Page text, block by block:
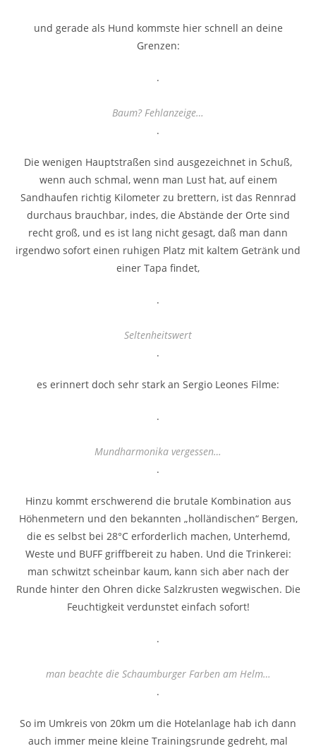
und gerade als Hund kommste hier schnell an deine
Grenzen:
.
Baum? Fehlanzeige…
.
Die wenigen Hauptstraßen sind ausgezeichnet in Schuß,
wenn auch schmal, wenn man Lust hat, auf einem
Sandhaufen richtig Kilometer zu brettern, ist das Rennrad
durchaus brauchbar, indes, die Abstände der Orte sind
recht groß, und es ist lang nicht gesagt, daß man dann
irgendwo sofort einen ruhigen Platz mit kaltem Getränk und
einer Tapa findet,
.
Seltenheitswert
.
es erinnert doch sehr stark an Sergio Leones Filme:
.
Mundharmonika vergessen…
.
Hinzu kommt erschwerend die brutale Kombination aus
Höhenmetern und den bekannten „holländischen“ Bergen,
die es selbst bei 28°C erforderlich machen, Unterhemd,
Weste und BUFF griffbereit zu haben. Und die Trinkerei:
man schwitzt scheinbar kaum, kann sich aber nach der
Runde hinter den Ohren dicke Salzkrusten wegwischen. Die
Feuchtigkeit verdunstet einfach sofort!
.
man beachte die Schaumburger Farben am Helm…
.
So im Umkreis von 20km um die Hotelanlage hab ich dann
auch immer meine kleine Trainingsrunde gedreht, mal